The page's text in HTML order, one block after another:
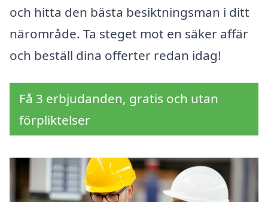
och hitta den bästa besiktningsman i ditt
närområde. Ta steget mot en säker affär
och beställ dina offerter redan idag!
Få 3 erbjudanden, gratis och utan
förpliktelser